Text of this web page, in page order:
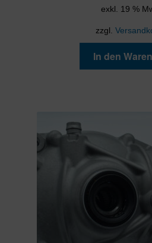
exkl. 19 %
zzgl.
In den